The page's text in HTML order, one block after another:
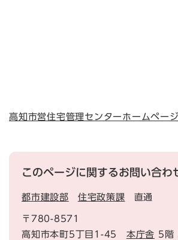
高知市営住宅管理センターホームページ
このページに関するお問い合わ
都市建設部 住宅政策課 直通
〒780-8571
高知市本町5丁目1-45 本庁舎 5階